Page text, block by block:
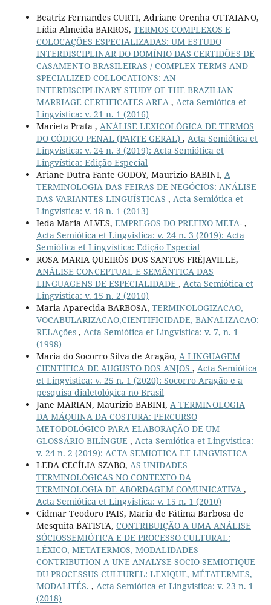
Beatriz Fernandes CURTI, Adriane Orenha OTTAIANO,
Lídia Almeida BARROS, TERMOS COMPLEXOS E
COLOCAÇÕES ESPECIALIZADAS: UM ESTUDO
INTERDISCIPLINAR DO DOMÍNIO DAS CERTIDÕES DE
CASAMENTO BRASILEIRAS / COMPLEX TERMS AND
SPECIALIZED COLLOCATIONS: AN
INTERDISCIPLINARY STUDY OF THE BRAZILIAN
MARRIAGE CERTIFICATES AREA , Acta Semiótica et
Lingvistica: v. 21 n. 1 (2016)
Marieta Prata , ANÁLISE LEXICOLÓGICA DE TERMOS
DO CÓDIGO PENAL (PARTE GERAL) , Acta Semiótica et
Lingvistica: v. 24 n. 3 (2019): Acta Semiótica et
Lingvística: Edição Especial
Ariane Dutra Fante GODOY, Maurizio BABINI, A
TERMINOLOGIA DAS FEIRAS DE NEGÓCIOS: ANÁLISE
DAS VARIANTES LINGUÍSTICAS , Acta Semiótica et
Lingvistica: v. 18 n. 1 (2013)
Ieda Maria ALVES, EMPREGOS DO PREFIXO META- ,
Acta Semiótica et Lingvistica: v. 24 n. 3 (2019): Acta
Semiótica et Lingvística: Edição Especial
ROSA MARIA QUEIRÓS DOS SANTOS FRÉJAVILLE,
ANÁLISE CONCEPTUAL E SEMÂNTICA DAS
LINGUAGENS DE ESPECIALIDADE , Acta Semiótica et
Lingvistica: v. 15 n. 2 (2010)
Maria Aparecida BARBOSA, TERMINOLOGIZACAO,
VOCABULARIZACAO,CIENTIFICIDADE, BANALIZACAO:
RELAções , Acta Semiótica et Lingvistica: v. 7, n. 1
(1998)
Maria do Socorro Silva de Aragão, A LINGUAGEM
CIENTÍFICA DE AUGUSTO DOS ANJOS , Acta Semiótica
et Lingvistica: v. 25 n. 1 (2020): Socorro Aragão e a
pesquisa dialetológica no Brasil
Jane MARIAN, Maurizio BABINI, A TERMINOLOGIA
DA MÁQUINA DA COSTURA: PERCURSO
METODOLÓGICO PARA ELABORAÇÃO DE UM
GLOSSÁRIO BILÍNGUE , Acta Semiótica et Lingvistica:
v. 24 n. 2 (2019): ACTA SEMIOTICA ET LINGVISTICA
LEDA CECÍLIA SZABO, AS UNIDADES
TERMINOLÓGICAS NO CONTEXTO DA
TERMINOLOGIA DE ABORDAGEM COMUNICATIVA ,
Acta Semiótica et Lingvistica: v. 15 n. 1 (2010)
Cidmar Teodoro PAIS, Maria de Fátima Barbosa de
Mesquita BATISTA, CONTRIBUIÇÃO A UMA ANÁLISE
SÓCIOSSEMIÓTICA E DE PROCESSO CULTURAL:
LÉXICO, METATERMOS, MODALIDADES
CONTRIBUTION A UNE ANALYSE SOCIO-SEMIOTIQUE
DU PROCESSUS CULTUREL: LEXIQUE, MÉTATERMES,
MODALITÉS. , Acta Semiótica et Lingvistica: v. 23 n. 1
(2018)